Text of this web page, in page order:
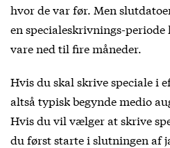
hvor de var før. Men
en specialeskrivnings-
vare ned til fire måneder.
Hvis du skal skrive speciale i
altså typisk begynde medio
Hvis du vil vælger at skrive
du først starte i slutningen af